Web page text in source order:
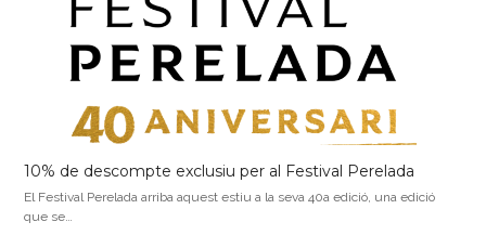
10% de descompte exclusiu per al Festival Perelada
El Festival Perelada arriba aquest estiu a la seva 40a edició, una edició
que se…